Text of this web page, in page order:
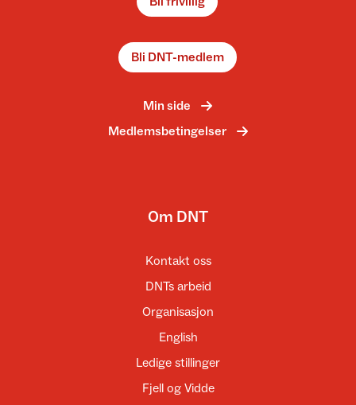
Bli DNT-medlem
Min side
Medlemsbetingelser
Om DNT
Kontakt oss
DNTs arbeid
Organisasjon
English
Ledige stillinger
Fjell og Vidde